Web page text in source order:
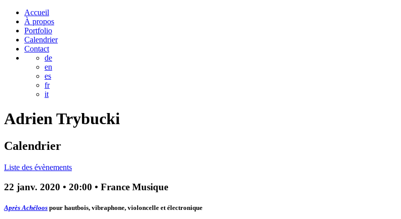
Accueil
À propos
Portfolio
Calendrier
Contact
de
en
es
fr
it
AdrienTrybucki
Calendrier
Liste des évènements
22 janv. 2020 • 20:00 • France Musique
Après Achéloos pour hautbois, vibraphone, violoncelle et électronique